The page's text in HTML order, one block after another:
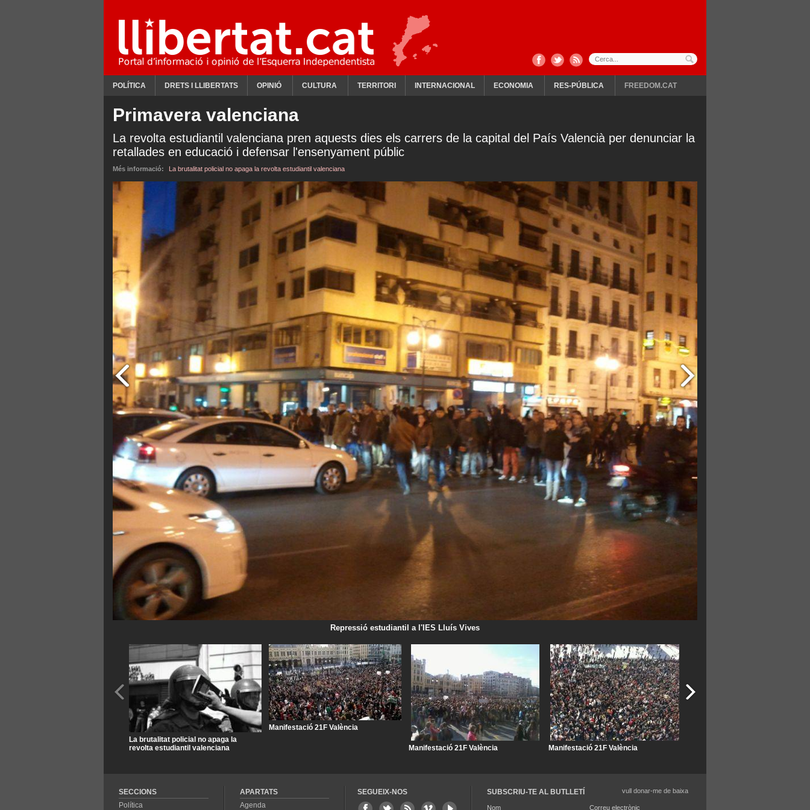
POLÍTICA DRETS I LLIBERTATS OPINIÓ CULTURA TERRITORI INTERNACIONAL ECONOMIA RES-PÚBLICA FREEDOM.CAT
Primavera valenciana
La revolta estudiantil valenciana pren aquests dies els carrers de la capital del País Valencià per denunciar la
retallades en educació i defensar l'ensenyament públic
Més informació: La brutalitat policial no apaga la revolta estudiantil valenciana
Repressió estudiantil a l'IES Lluís Vives
La brutalitat policial no apaga la
revolta estudiantil valenciana
Manifestació 21F València
Manifestació 21F València Manifestació 21F València
SECCIONS
Política
APARTATS
Agenda
SEGUEIX-NOS SUBSCRIU-TE AL BUTLLETÍ
Nom Correu electrònic
vull donar-me de baixa